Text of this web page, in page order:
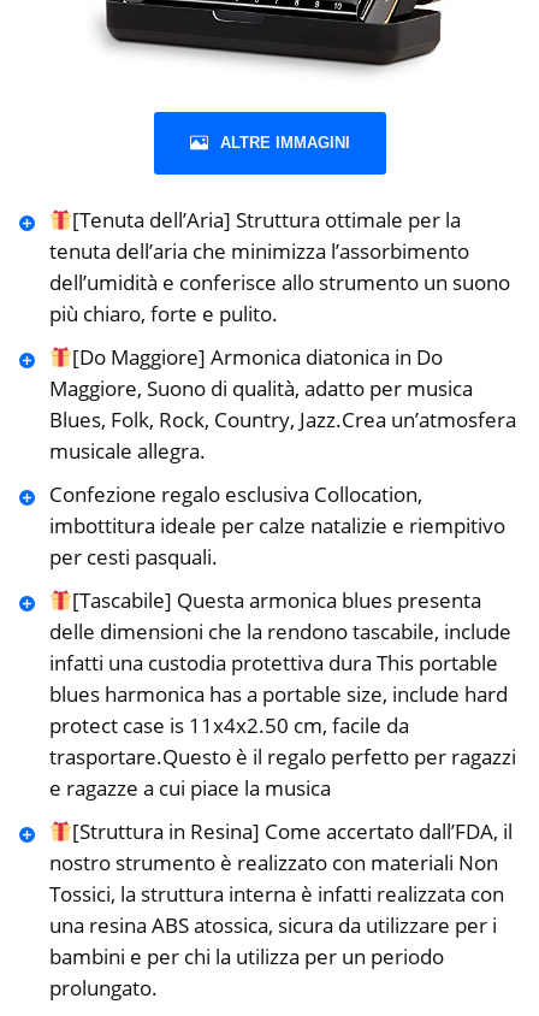
ALTRE IMMAGINI
[Tenuta dell’Aria] Struttura ottimale per la
tenuta dell’aria che minimizza l’assorbimento
dell’umidità e conferisce allo strumento un suono
più chiaro, forte e pulito.
[Do Maggiore] Armonica diatonica in Do
Maggiore, Suono di qualità, adatto per musica
Blues, Folk, Rock, Country, Jazz.Crea un’atmosfera
musicale allegra.
Confezione regalo esclusiva Collocation,
imbottitura ideale per calze natalizie e riempitivo
per cesti pasquali.
[Tascabile] Questa armonica blues presenta
delle dimensioni che la rendono tascabile, include
infatti una custodia protettiva dura This portable
blues harmonica has a portable size, include hard
protect case is 11x4x2.50 cm, facile da
trasportare.Questo è il regalo perfetto per ragazzi
e ragazze a cui piace la musica
[Struttura in Resina] Come accertato dall’FDA, il
nostro strumento è realizzato con materiali Non
Tossici, la struttura interna è infatti realizzata con
una resina ABS atossica, sicura da utilizzare per i
bambini e per chi la utilizza per un periodo
prolungato.